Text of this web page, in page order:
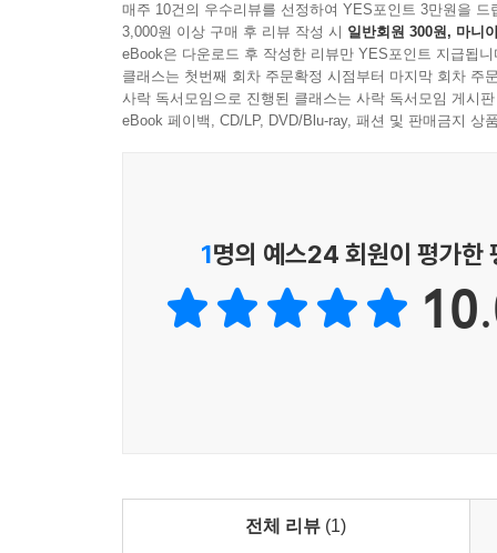
기분이 안 좋아 보이는 아이에게 “아들아, 기뻐하
하는 것이 아니라, ‘네가 기뻐할 만한 것을 내가
버지가 손주에게 세배하라고 하는 것도, 세배하
하신 이유는, 이미 기뻐할 만한 이유와 축복을 준
의 옷을 택한다는 것은 곧 ‘그리스도의 정체성을
있습니다.
--- p.164
--- p.275
매주 10건의 우수리뷰를 선정하여 YES포인트 3만원을 드
3,000원 이상 구매 후 리뷰 작성 시 일반회원 300원, 마니
eBook은 다운로드 후 작성한 리뷰만 YES포인트 지급됩니
클래스는 첫번째 회차 주문확정 시점부터 마지막 회차 주
사락 독서모임으로 진행된 클래스는 사락 독서모임 게시
eBook 페이백, CD/LP, DVD/Blu-ray, 패션 및 판매금지 상
1명의 예스24 회원이 평가한
전체 리뷰 (1)